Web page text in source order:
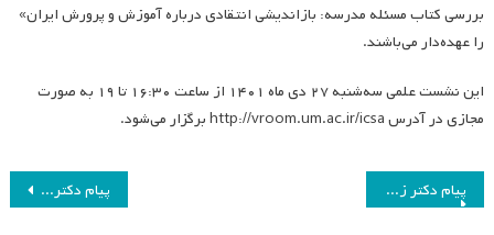
بررسی کتاب مسئله مدرسه: بازاندیشی انتقادی درباره آموزش و پرورش ایران»
را عهده‌دار می‌باشند.
این نشست علمی سه‌شنبه ۲۷ دی ماه ۱۴۰۱ از ساعت ۱۶:۳۰ تا ۱۹ به صورت
مجازی در آدرس http://vroom.um.ac.ir/icsa برگزار می‌شود.
راهبری
پیام دکتر علیرضا صادقی در خصوص نوزدهمین همایش سالانه انجمن برنامه درسی پیام دکتر زهرا گویا درباره نوزدهمین همایش سالانه انجمن برنامه درسی ایران